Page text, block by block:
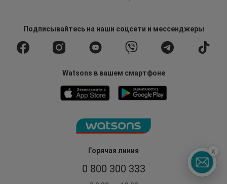
Горячая линия
0 800 300 333
Подписывайтесьна наши соцсети и мессенджеры
Watsons в вашем смартфоне
x